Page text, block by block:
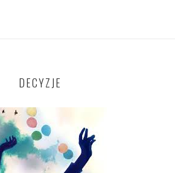
DECYZJE